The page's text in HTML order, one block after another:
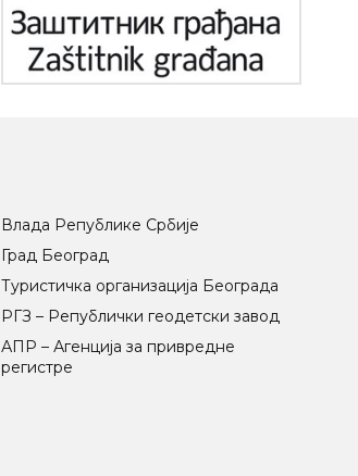
Влада Републике Србије
Град Београд
Туристичка организација Београда
РГЗ – Републички геодетски завод
АПР – Агенција за привредне
регистре